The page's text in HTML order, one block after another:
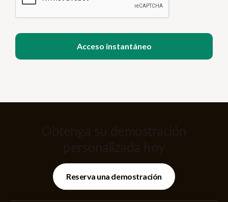
Reserva una demostración